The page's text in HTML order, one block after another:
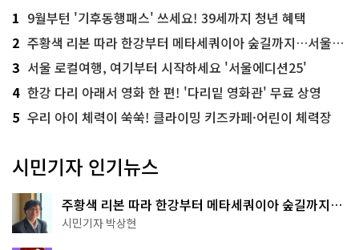
1 9월부턴 '기후동행패스' 쓰세요! 39세까지 청년 혜택
2 주황색 리본 따라 한강부터 메타세쿼이아 숲길까지…서울둘레길 15코스
3 서울 로컬여행, 여기부터 시작하세요 '서울에디션25'
4 한강 다리 아래서 영화 한 편! '다리밑 영화관' 무료 상영
5 우리 아이 체력이 쑥쑥! 클라이밍 키즈카페·어린이 체력장
시민기자 인기뉴스
주황색 리본 따라 한강부터 메타세쿼이아 숲길까지…
서울둘레길 15코스
시민기자 박상현